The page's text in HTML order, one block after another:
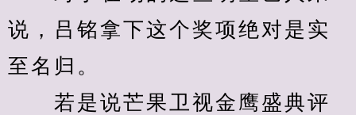
说，吕铭拿下这个奖项绝对是实
至名归。
若是说芒果卫视金鹰盛典评